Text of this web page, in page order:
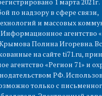
1 марта 2021г.
по надзору в сфере связи,
и массовых
агентство
Полина Игоревна.
на сайте ti71.ru,
агентство «Регион 71» и
РФ.
только с